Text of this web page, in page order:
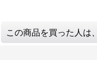
この商品を買った人は